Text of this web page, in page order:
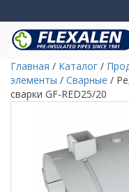
Главная / Каталог /
элементы / Сварные /
сварки GF-RED25/20